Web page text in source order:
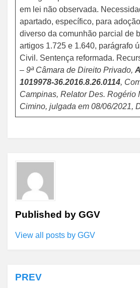
em lei não observada.
apartado, específico, para
diverso da comunhão parcial de
artigos 1.725 e 1.640, parágrafo
Civil. Sentença reformada.
– 9ª Câmara de Direito Privado,
1019978-36.2016.8.26.0114,
Campinas, Relator Des. Rogério
Cimino, julgada em 08/06/2021,
Published by GGV
View all posts by GGV
Navegação
PREV